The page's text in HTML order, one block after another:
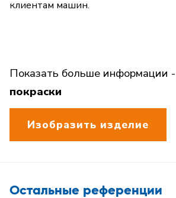
клиентам машин.
Показать больше информации -
покраски
Изобразить изделие
Остальные референции